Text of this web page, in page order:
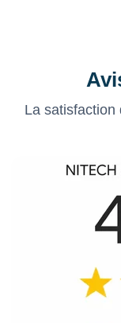
La satisfaction